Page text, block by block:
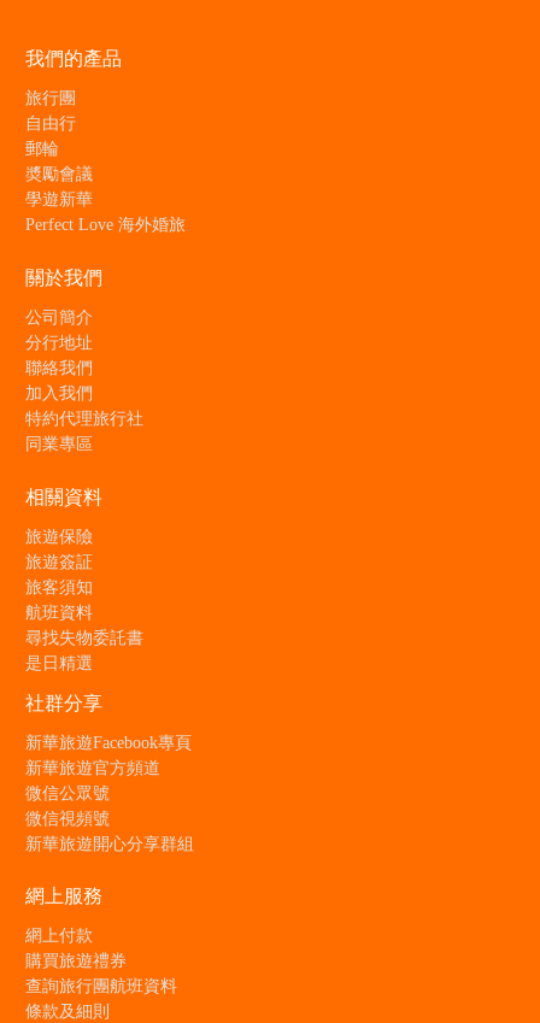
我們的產品
旅行團
自由行
郵輪
奬勵會議
學遊新華
Perfect Love 海外婚旅
關於我們
公司簡介
分行地址
聯絡我們
加入我們
特約代理旅行社
同業專區
相關資料
旅遊保險
旅遊簽証
旅客須知
航班資料
尋找失物委託書
是日精選
社群分享
新華旅遊Facebook專頁
新華旅遊官方頻道
微信公眾號
微信視頻號
新華旅遊開心分享群組
網上服務
網上付款
購買旅遊禮券
查詢旅行團航班資料
條款及細則